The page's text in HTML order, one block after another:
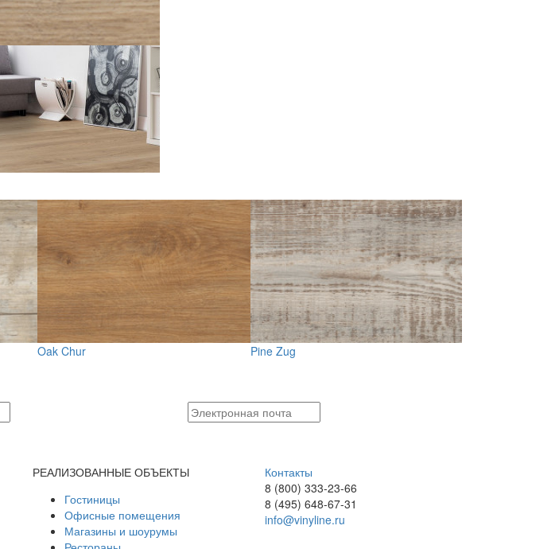
Oak Chur Pine Zug
РЕАЛИЗОВАННЫЕ ОБЪЕКТЫ
Гостиницы
Офисные помещения
Магазины и шоурумы
Контакты
8 (800) 333-23-66
8 (495) 648-67-31
info@vinyline.ru